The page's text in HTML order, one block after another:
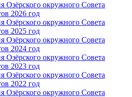
Озёрского окружного Совета
2026 год
Озёрского окружного Совета
2025 год
Озёрского окружного Совета
2024 год
Озёрского окружного Совета
2023 год
Озёрского окружного Совета
2022 год
Озёрского окружного Совета